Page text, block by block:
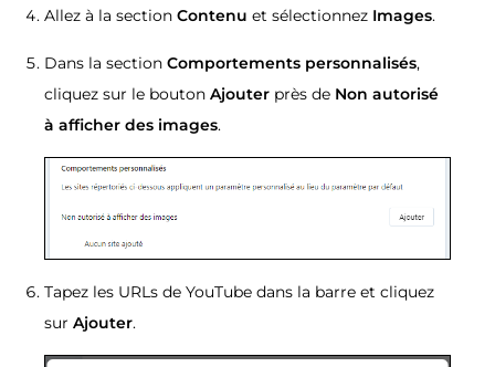
Allez à la section Contenu et sélectionnez Images.
Dans la section Comportements personnalisés,
cliquez sur le bouton Ajouter près de Non autorisé
à afficher des images.
Tapez les URLs de YouTube dans la barre et cliquez
sur Ajouter.